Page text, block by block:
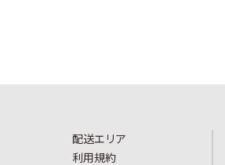
配送エリア
利用規約